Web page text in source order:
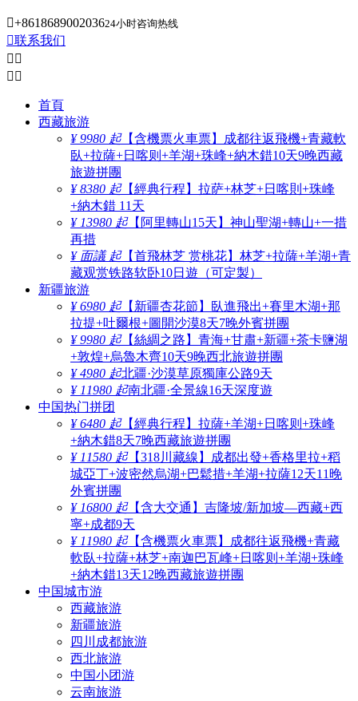
+861868900203624小时咨询热线
联系我们
 
 
首頁
西藏旅游
¥ 9980 起【含機票火車票】成都往返飛機+青藏軟
臥+拉薩+日喀则+羊湖+珠峰+納木錯10天9晚西藏
旅遊拼團
¥ 8380 起【經典行程】拉萨+林芝+日喀則+珠峰
+納木錯 11天
¥ 13980 起【阿里轉山15天】神山聖湖+轉山+一措
再措
¥ 面議 起【首飛林芝 赏桃花】林芝+拉薩+羊湖+青
藏观赏铁路软卧10日遊（可定製）
新疆旅游
¥ 6980 起【新疆杏花節】臥進飛出+賽里木湖+那
拉提+吐爾根+圖開沙漠8天7晚外賓拼團
¥ 9980 起【絲綢之路】青海+甘肅+新疆+茶卡鹽湖
+敦煌+烏魯木齊10天9晚西北旅遊拼團
¥ 4980 起北疆·沙漠草原獨庫公路9天
¥ 11980 起南北疆·全景線16天深度遊
中国热门拼团
¥ 6480 起【經典行程】拉薩+羊湖+日喀则+珠峰
+納木錯8天7晚西藏旅遊拼團
¥ 11580 起【318川藏線】成都出發+香格里拉+稻
城亞丁+波密然烏湖+巴鬆措+羊湖+拉薩12天11晚
外賓拼團
¥ 16800 起【含大交通】吉隆坡/新加坡—西藏+西
寧+成都9天
¥ 11980 起【含機票火車票】成都往返飛機+青藏
軟臥+拉薩+林芝+南迦巴瓦峰+日喀则+羊湖+珠峰
+納木錯13天12晚西藏旅遊拼團
中国城市游
西藏旅游
新疆旅游
四川成都旅游
西北旅游
中国小团游
云南旅游